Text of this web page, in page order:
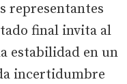
representantes
final invita al
estabilidad en un
incertidumbre